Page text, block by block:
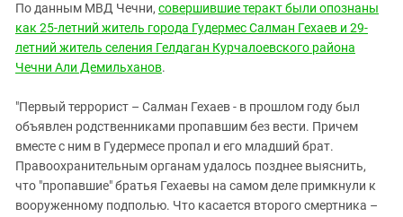
По данным МВД Чечни, совершившие теракт были опознаны
как 25-летний житель города Гудермес Салман Гехаев и 29-
летний житель селения Гелдаган Курчалоевского района
Чечни Али Демильханов.
"Первый террорист – Салман Гехаев - в прошлом году был
объявлен родственниками пропавшим без вести. Причем
вместе с ним в Гудермесе пропал и его младший брат.
Правоохранительным органам удалось позднее выяснить,
что "пропавшие" братья Гехаевы на самом деле примкнули к
вооруженному подполью. Что касается второго смертника –